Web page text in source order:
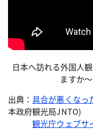
日本へ訪れる外国人
ますか
出典： 具合が悪くなっ
本政府観光局JNTO)
観光庁ウェブサ